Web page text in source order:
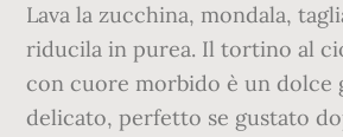
Lava la zucchina, mondala,
riducila in purea. Il tortino al
con cuore morbido è un dolce
delicato, perfetto se gustato